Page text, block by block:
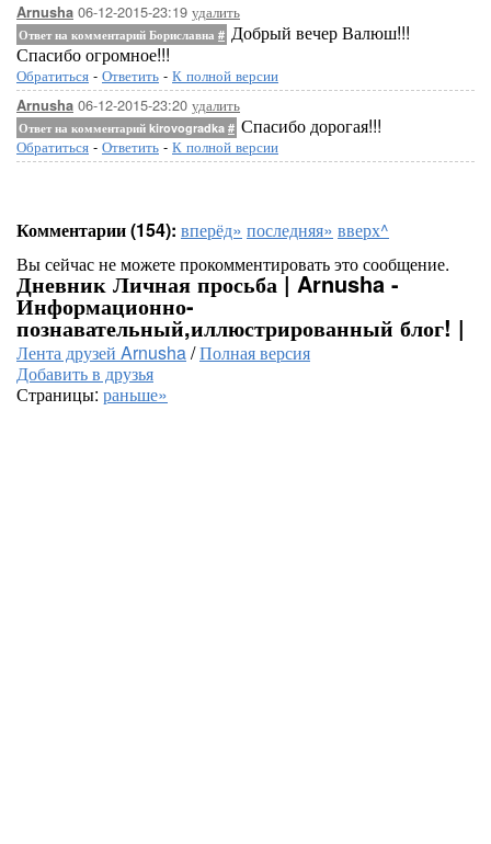
Arnusha 06-12-2015-23:19 удалить
Ответ на комментарий Бориславна # Добрый вечер Валюш!!!
Спасибо огромное!!!
Обратиться - Ответить - К полной версии
Arnusha 06-12-2015-23:20 удалить
Ответ на комментарий kirovogradka # Спасибо дорогая!!!
Обратиться - Ответить - К полной версии
Комментарии (154): вперёд» последняя» вверх^
Вы сейчас не можете прокомментировать это сообщение.
Дневник Личная просьба | Arnusha -
Информационно-
познавательный,иллюстрированный блог! |
Лента друзей Arnusha/Полная версия
Добавить в друзья
Страницы: раньше»